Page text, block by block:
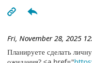
Fri, November 28, 2025
Планируете сделать